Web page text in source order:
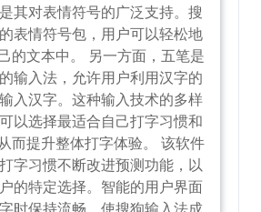
其对表情符号的广泛支持。搜
表情符号包，用户可以轻松地
的文本中。 另一方面，五笔是
输入法，允许用户利用汉字的
入汉字。这种输入技术的多样
以选择最适合自己打字习惯和
而提升整体打字体验。 该软件
字习惯不断改进预测功能，以
的特定选择。智能的用户界面